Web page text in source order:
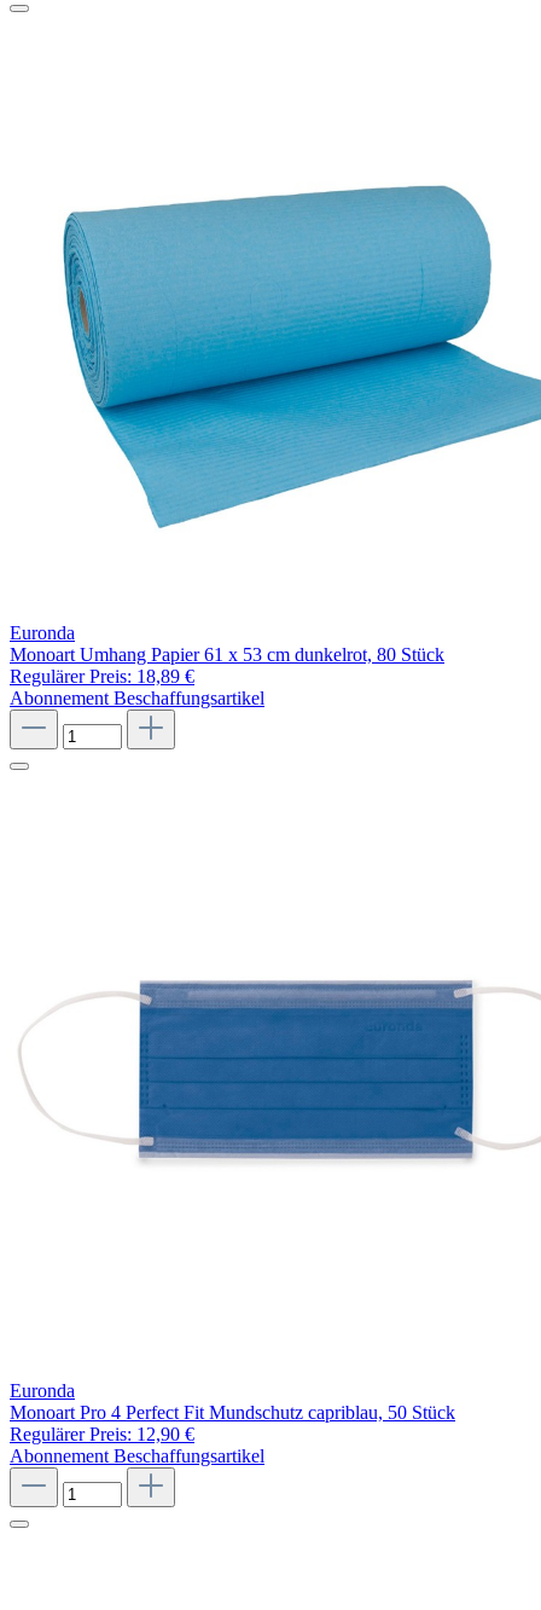
Euronda
Monoart Umhang Papier 61 x 53 cm dunkelrot, 80 Stück
Regulärer Preis: 18,89 €
Abonnement Beschaffungsartikel
Euronda
Monoart Pro 4 Perfect Fit Mundschutz capriblau, 50 Stück
Regulärer Preis: 12,90 €
Abonnement Beschaffungsartikel